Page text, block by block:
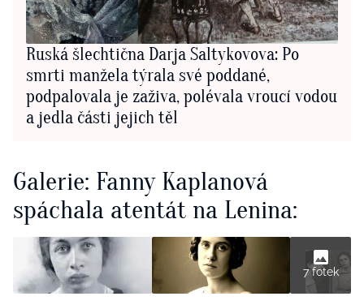
Ruská šlechtična Darja Saltykovova: Po
smrti manžela týrala své poddané,
podpalovala je zaživa, polévala vroucí vodou
a jedla části jejich těl
Galerie: Fanny Kaplanová
spáchala atentát na Lenina:
7 fotek